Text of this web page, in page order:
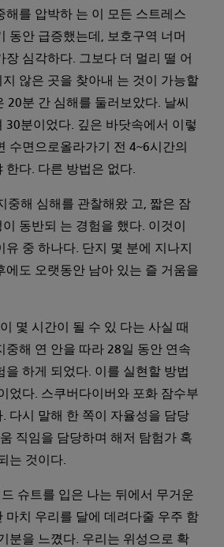
해를 압박하 는 이 모든 스트레스
동안 급증했는데, 보호구역 너머
장 심각하다. 그보다 더 멀리 떨 어
않은 곳을 찾아내 는 것이 가능할
20분 간 심해를 둘러보았다. 날씨
30분이었다. 깊은 바닷속에서 이렇
수면으로올라가기 전 4~6시간의
한다. 다른 방법은 없다.
중해 심해를 관찰해왔 고, 짧은 잠
동반되 는 경험을 했다. 이것이
유 중 하나다. 단지 몇 분에 지나지
에도 오랫동안 남아 있는 즐 거움을
몇 시간이 될 수 있 다는 사실 때
중해 연 안을 따라 28일 동안 연속
을 하게 되었다. 이를 실현할 방법
었다. 스쿠버다이버와 포화 잠수부
다시 말해 한 쪽이 자율성을 담당
직임을 담당하며 해저 탐험가 혹
는 것이다.
슈트를 입은 나는 뒤에서 무거운
마치 우리를 달에 데려다줄 우주 함
분을 느꼈다. 우리는 위성으로 확